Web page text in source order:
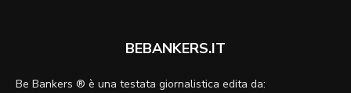
BEBANKERS.IT
Be Bankers ® è una testata giornalistica edita da: